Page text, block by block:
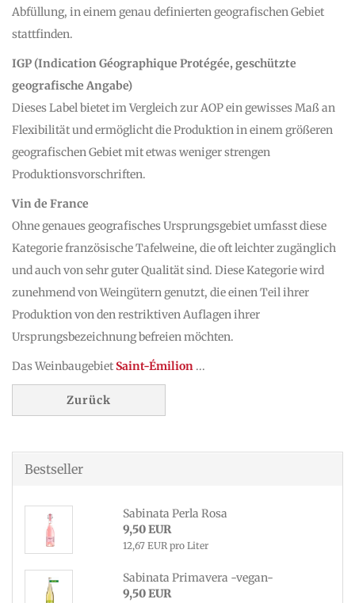
Abfüllung, in einem genau definierten geografischen Gebiet
stattfinden.
IGP (Indication Géographique Protégée, geschützte
geografische Angabe)
Dieses Label bietet im Vergleich zur AOP ein gewisses Maß an
Flexibilität und ermöglicht die Produktion in einem größeren
geografischen Gebiet mit etwas weniger strengen
Produktionsvorschriften.
Vin de France
Ohne genaues geografisches Ursprungsgebiet umfasst diese
Kategorie französische Tafelweine, die oft leichter zugänglich
und auch von sehr guter Qualität sind. Diese Kategorie wird
zunehmend von Weingütern genutzt, die einen Teil ihrer
Produktion von den restriktiven Auflagen ihrer
Ursprungsbezeichnung befreien möchten.
Das WeinbaugebietSaint-Émilion ...
Zurück
Bestseller
Sabinata Perla Rosa
9,50 EUR
12,67 EUR pro Liter
Sabinata Primavera -vegan-
9,50 EUR